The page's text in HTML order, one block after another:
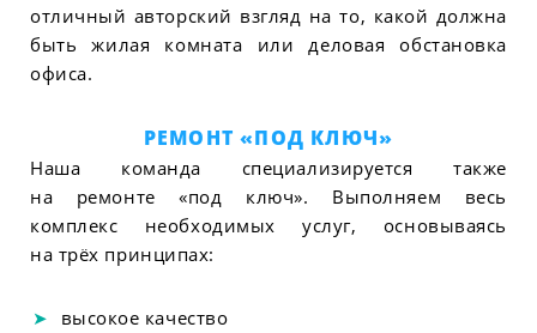
отличный авторский взгляд на то, какой должна
быть жилая комната или деловая обстановка
офиса.
РЕМОНТ «ПОД КЛЮЧ»
Наша команда специализируется также
на ремонте «под ключ». Выполняем весь
комплекс необходимых услуг, основываясь
на трёх принципах:
высокое качество